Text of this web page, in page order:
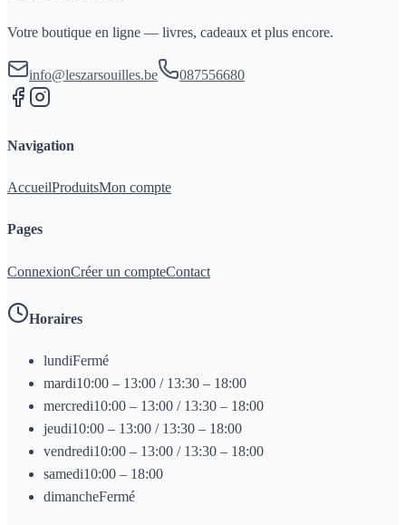
Votre boutique en ligne — livres, cadeaux et plus encore.
info@leszarsouilles.be 087556680
Navigation
AccueilProduitsMon compte
Pages
ConnexionCréer un compteContact
Horaires
lundiFermé
mardi10:00 – 13:00 / 13:30 – 18:00
mercredi10:00 – 13:00 / 13:30 – 18:00
jeudi10:00 – 13:00 / 13:30 – 18:00
vendredi10:00 – 13:00 / 13:30 – 18:00
samedi10:00 – 18:00
dimancheFermé